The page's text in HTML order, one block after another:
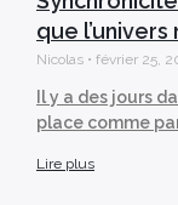
que
Nicolas février 25,
Il y a des jours
place comme
Lire plus